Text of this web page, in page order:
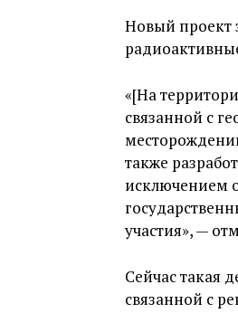
Новый проект
«[На
связанной с
также
исключением
участия», —
Сейчас такая
связанной с